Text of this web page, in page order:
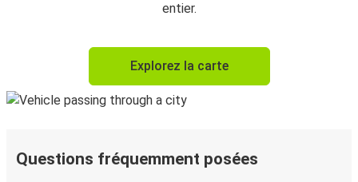
entier.
Explorez la carte
Questions fréquemment posées